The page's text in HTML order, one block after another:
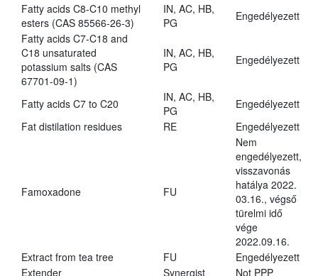
Fatty acids C8-C10 methyl
esters (CAS 85566-26-3)
IN, AC, HB,
PG
Engedélyezett
Fatty acids C7-C18 and
C18 unsaturated
potassium salts (CAS
67701-09-1)
IN, AC, HB,
PG
Engedélyezett
Fatty acids C7 to C20
IN, AC, HB,
PG
Engedélyezett
Fat distilation residues
RE Engedélyezett
Famoxadone FU
Nem
engedélyezett,
visszavonás
hatálya 2022.
03.16., végső
türelmi idő
vége
2022.09.16.
Extract from tea tree
FU
Engedélyezett
Extender
Synergist
Not PPP